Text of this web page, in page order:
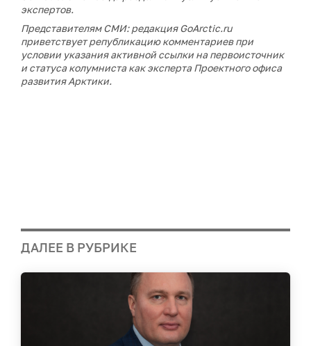
экспертов.
Представителям СМИ: редакция GoArctic.ru
приветствует републикацию комментариев при
условии указания активной ссылки на первоисточник
и статуса колумниста как эксперта Проектного офиса
развития Арктики.
ДАЛЕЕ В РУБРИКЕ